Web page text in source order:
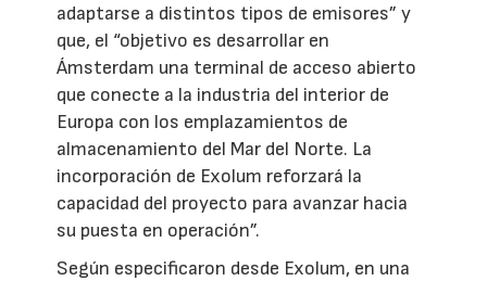
adaptarse a distintos tipos de emisores” y
que, el “objetivo es desarrollar en
Ámsterdam una terminal de acceso abierto
que conecte a la industria del interior de
Europa con los emplazamientos de
almacenamiento del Mar del Norte. La
incorporación de Exolum reforzará la
capacidad del proyecto para avanzar hacia
su puesta en operación”.
Según especificaron desde Exolum, en una